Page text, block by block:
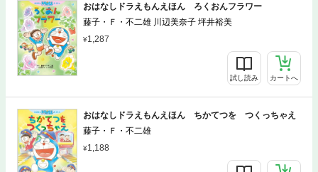
おはなしドラえもんえほん ろくおんフラワー
藤子・Ｆ・不二雄 川辺美奈子 坪井裕美
1,287
試し読み カートへ
おはなしドラえもんえほん ちかてつを つくっちゃえ
藤子・Ｆ・不二雄
1,188